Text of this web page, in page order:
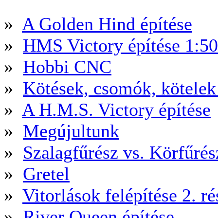
» A Golden Hind építése
» HMS Victory építése
» Hobbi CNC
» Kötések, csomók,
» A H.M.S. Victory építése
» Megújultunk
» Szalagfűrész vs.
» Gretel
» Vitorlások felépítése 2.